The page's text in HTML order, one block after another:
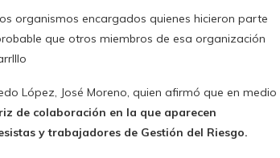
organismos encargados quienes hicieron parte
que otros miembros de esa organización
López, José Moreno, quien afirmó que en medio
de colaboración en la que aparecen
y trabajadores de Gestión del Riesgo.